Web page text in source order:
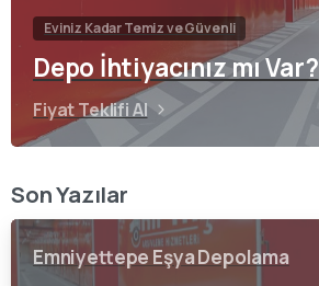
Eviniz Kadar Temiz ve Güvenli
Depo İhtiyacınız mı Var?
Fiyat Teklifi Al
Son Yazılar
Emniyettepe Eşya Depolama